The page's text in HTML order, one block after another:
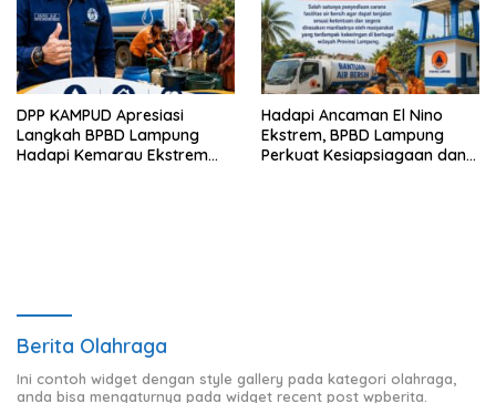
DPP KAMPUD Apresiasi
Langkah BPBD Lampung
Hadapi Kemarau Ekstrem
Hadapi Ancaman El Nino
Ekstrem, BPBD Lampung
Perkuat Kesiapsiagaan dan
Berita Olahraga
Ini contoh widget dengan style gallery pada kategori olahraga,
anda bisa mengaturnya pada widget recent post wpberita.